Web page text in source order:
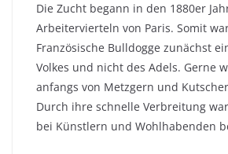
Die Zucht begann in den 1880er
Arbeitervierteln von Paris. Somit
Französische Bulldogge zunächst
Volkes und nicht des Adels. Gerne
anfangs von Metzgern und
Durch ihre schnelle Verbreitung
bei Künstlern und Wohlhabenden